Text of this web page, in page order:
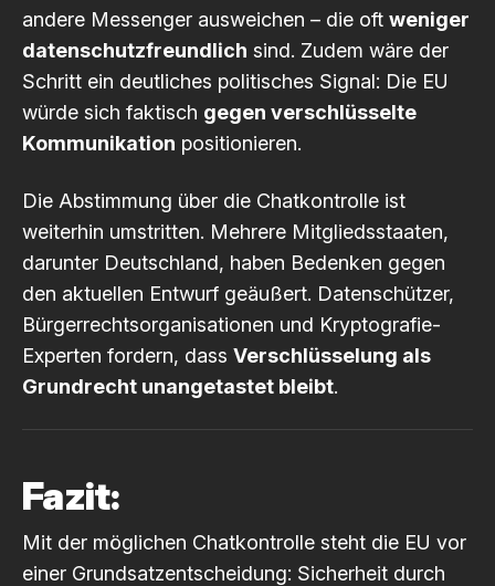
andere Messenger ausweichen – die oft weniger
datenschutzfreundlich sind. Zudem wäre der
Schritt ein deutliches politisches Signal: Die EU
würde sich faktisch gegen verschlüsselte
Kommunikation positionieren.
Die Abstimmung über die Chatkontrolle ist
weiterhin umstritten. Mehrere Mitgliedsstaaten,
darunter Deutschland, haben Bedenken gegen
den aktuellen Entwurf geäußert. Datenschützer,
Bürgerrechtsorganisationen und Kryptografie-
Experten fordern, dass Verschlüsselung als
Grundrecht unangetastet bleibt.
Fazit:
Mit der möglichen Chatkontrolle steht die EU vor
einer Grundsatzentscheidung: Sicherheit durch